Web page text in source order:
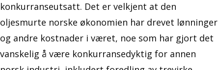
konkurranseutsatt. Det er velkjent at den
oljesmurte norske økonomien har drevet lønninger
og andre kostnader i været, noe som har gjort det
vanskelig å være konkurransedyktig for annen